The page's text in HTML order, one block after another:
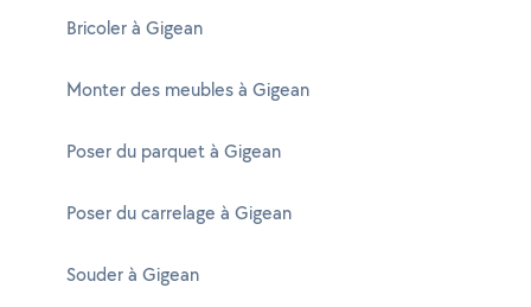
Bricoler à Gigean
Monter des meubles à Gigean
Poser du parquet à Gigean
Poser du carrelage à Gigean
Souder à Gigean